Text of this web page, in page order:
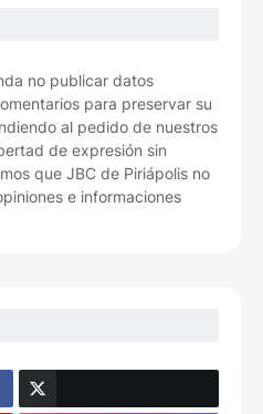
no publicar datos
para preservar su
al pedido de nuestros
de expresión sin
que JBC de Piriápolis no
e informaciones